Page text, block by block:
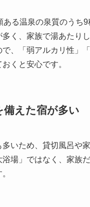
る温泉の泉質のうち
く、家族で湯あたり
、「弱アルカリ性」
くと安心です。
備えた宿が多い
いため、貸切風呂や
場」ではなく、家族